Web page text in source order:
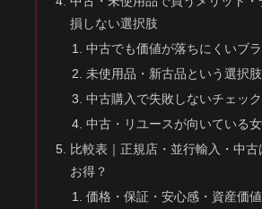
損しない選択肢
中古でも価値が落ちにくいブ
未使用品・新古品という選択肢
中古購入で失敗しないチェッ
中古・リユースが向いている
比較表｜正規店・並行輸入・中
お得？
価格・保証・安心感・資産価